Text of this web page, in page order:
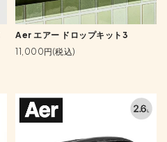
Aer エアー ドロップキット3
11,000円(税込)